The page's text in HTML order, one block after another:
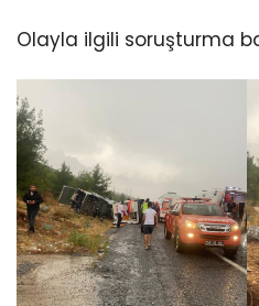
Olayla ilgili soruşturma